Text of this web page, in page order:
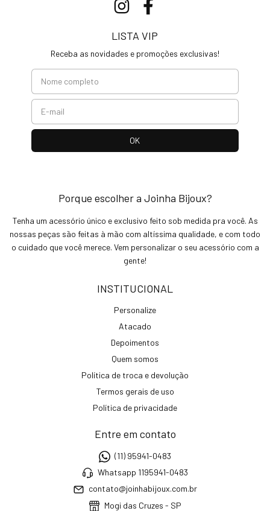
LISTA VIP
Receba as novidades e promoções exclusivas!
Porque escolher a Joinha Bijoux?
Tenha um acessório único e exclusivo feito sob medida pra você. As
nossas peças são feitas à mão com altíssima qualidade, e com todo
o cuidado que você merece. Vem personalizar o seu acessório com a
gente!
INSTITUCIONAL
Personalize
Atacado
Depoimentos
Quem somos
Política de troca e devolução
Termos gerais de uso
Política de privacidade
Entre em contato
(11) 95941-0483
Whatsapp 1195941-0483
contato@joinhabijoux.com.br
Mogi das Cruzes - SP